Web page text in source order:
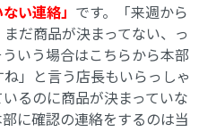
い連絡」 です。「来週から
だ商品が決まってない、っ
いう場合はこちらから本部
」と言う店長もいらっしゃ
るのに商品が決まっていな
に確認の連絡をするのは当